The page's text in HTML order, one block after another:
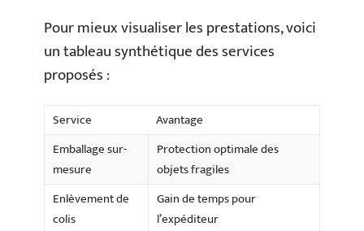
Pour mieux visualiser les prestations, voici
un tableau synthétique des services
proposés :
Service
Avantage
Emballage sur-
mesure
Protection optimale des
objets fragiles
Enlèvement de
colis
Gain de temps pour
l’expéditeur